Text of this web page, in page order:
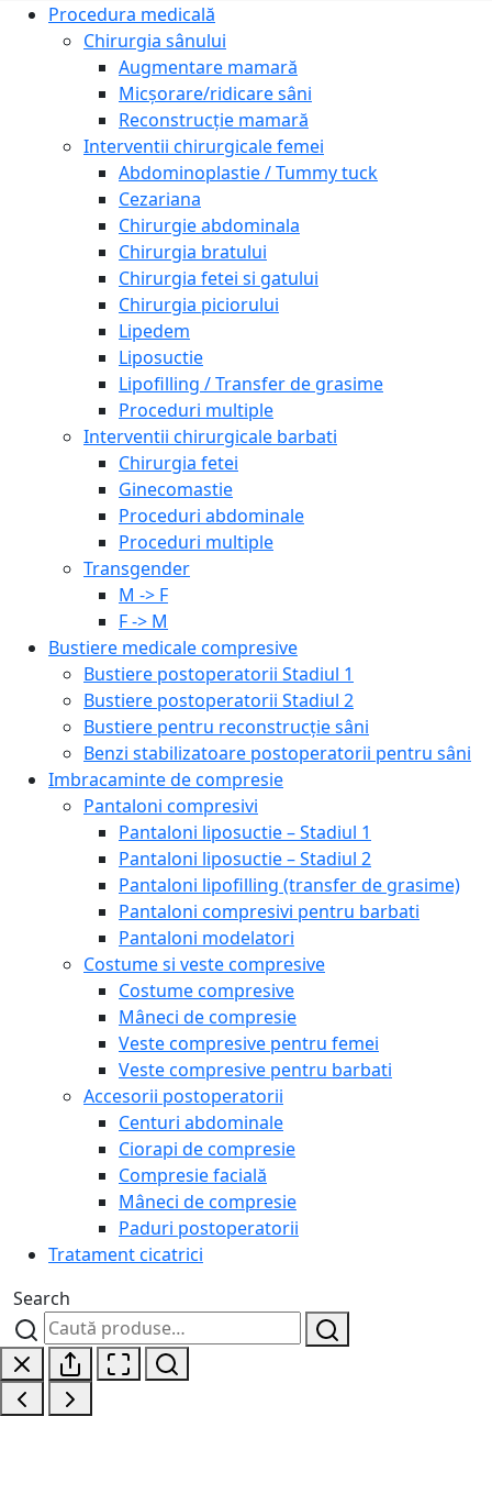
Procedura medicală
Chirurgia sânului
Augmentare mamară
Micșorare/ridicare sâni
Reconstrucție mamară
Interventii chirurgicale femei
Abdominoplastie / Tummy tuck
Cezariana
Chirurgie abdominala
Chirurgia bratului
Chirurgia fetei si gatului
Chirurgia piciorului
Lipedem
Liposuctie
Lipofilling / Transfer de grasime
Proceduri multiple
Interventii chirurgicale barbati
Chirurgia fetei
Ginecomastie
Proceduri abdominale
Proceduri multiple
Transgender
M -> F
F -> M
Bustiere medicale compresive
Bustiere postoperatorii Stadiul 1
Bustiere postoperatorii Stadiul 2
Bustiere pentru reconstrucție sâni
Benzi stabilizatoare postoperatorii pentru sâni
Imbracaminte de compresie
Pantaloni compresivi
Pantaloni liposuctie – Stadiul 1
Pantaloni liposuctie – Stadiul 2
Pantaloni lipofilling (transfer de grasime)
Pantaloni compresivi pentru barbati
Pantaloni modelatori
Costume si veste compresive
Costume compresive
Mâneci de compresie
Veste compresive pentru femei
Veste compresive pentru barbati
Accesorii postoperatorii
Centuri abdominale
Ciorapi de compresie
Compresie facială
Mâneci de compresie
Paduri postoperatorii
Tratament cicatrici
Search
Caută
după:
Caută